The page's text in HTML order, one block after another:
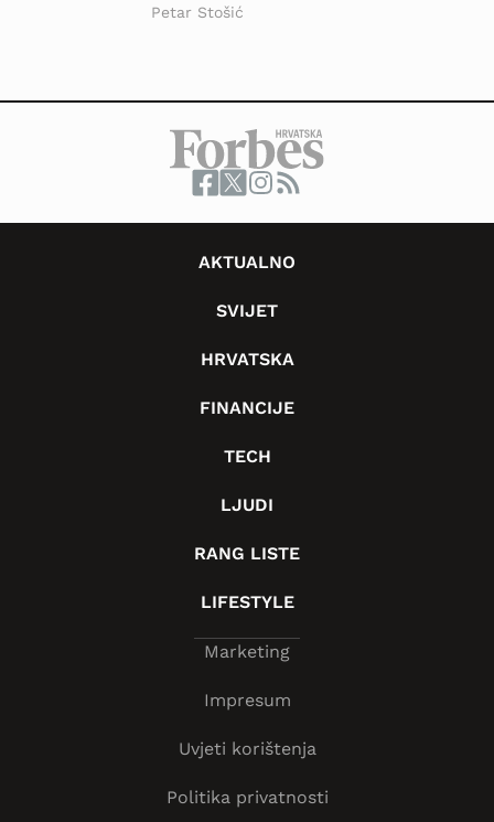
Petar Stošić
AKTUALNO
SVIJET
HRVATSKA
FINANCIJE
TECH
LJUDI
RANG LISTE
LIFESTYLE
Marketing
Impresum
Uvjeti korištenja
Politika privatnosti